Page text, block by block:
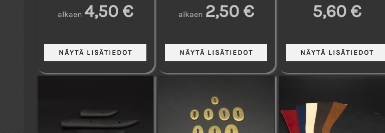
alkaen 4,50 € alkaen 2,50 € 5,60 €